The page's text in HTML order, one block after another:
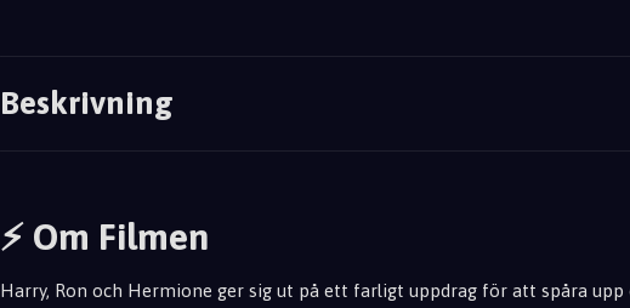
Beskrivning
⚡ Om Filmen
Harry, Ron och Hermione ger sig ut på ett farligt uppdrag för att spåra